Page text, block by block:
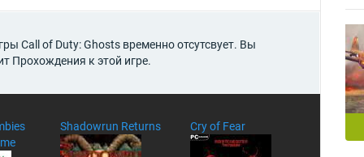
Call of Duty: Ghosts временно отсутсвует. Вы
Прохождения к этой игре.
Shadowrun Returns Cry of Fear